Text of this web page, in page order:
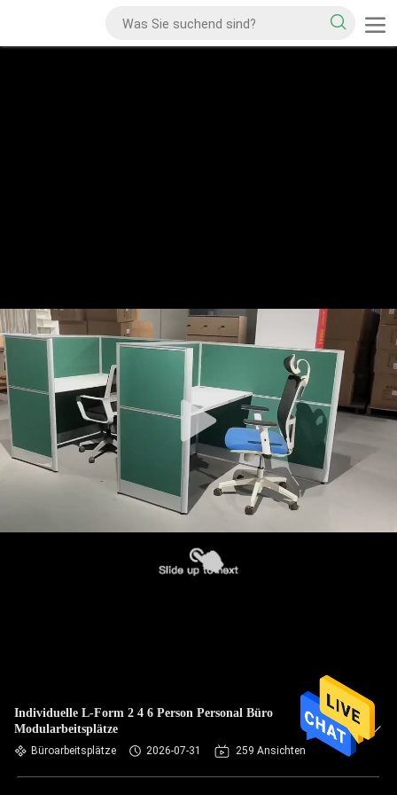
Individuelle L-Form 2 4 6 Person Personal Büro
Modularbeitsplätze
Büroarbeitsplätze 2026-07-31 259 Ansichten